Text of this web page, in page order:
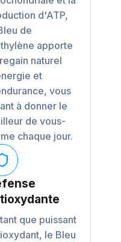
d'ATP,
de
apporte
naturel
et
vous
à donner le
de vous-
chaque jour.
que puissant
le Bleu